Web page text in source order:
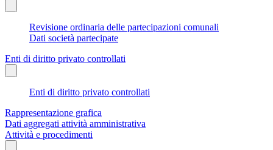
Revisione ordinaria delle partecipazioni comunali
Dati società partecipate
Enti di diritto privato controllati
Enti di diritto privato controllati
Rappresentazione grafica
Dati aggregati attività amministrativa
Attività e procedimenti